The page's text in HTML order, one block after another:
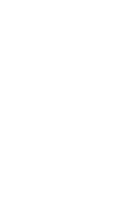
会ありまし
🙇‍♀️